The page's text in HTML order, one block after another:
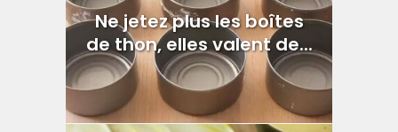
Ne jetez plus les boîtes
de thon, elles valent de...